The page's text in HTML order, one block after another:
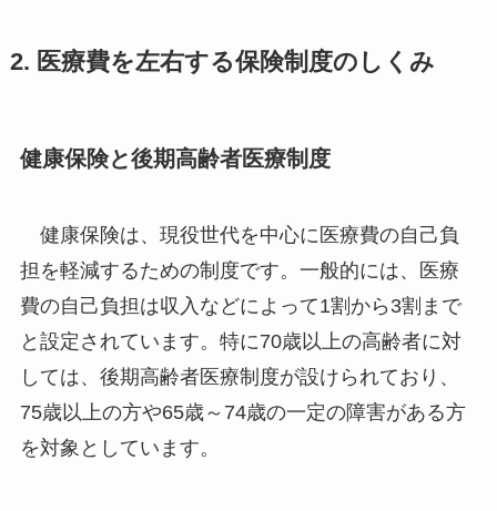
2. 医療費を左右する保険制度のしくみ
健康保険と後期高齢者医療制度
健康保険は、現役世代を中心に医療費の自己負
担を軽減するための制度です。一般的には、医療
費の自己負担は収入などによって1割から3割まで
と設定されています。特に70歳以上の高齢者に対
しては、後期高齢者医療制度が設けられており、
75歳以上の方や65歳～74歳の一定の障害がある方
を対象としています。